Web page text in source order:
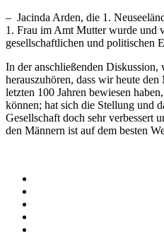
– Jacinda Arden, die 1.
1. Frau im Amt Mutter wurde und
gesellschaftlichen und politischen
In der anschließenden
herauszuhören, dass wir heute
letzten 100 Jahren bewiesen
können; hat sich die Stellung und
Gesellschaft doch sehr verbessert
den Männern ist auf dem besten